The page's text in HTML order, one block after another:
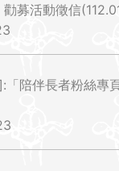
勸募活動徵信
「陪伴長者粉絲專